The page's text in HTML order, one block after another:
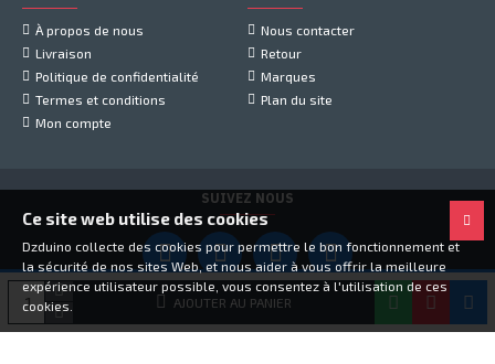
AJOUTER AU PANIER
À propos de nous
Livraison
Politique de confidentialité
Termes et conditions
Mon compte
Nous contacter
Retour
Marques
Plan du site
SUIVEZ NOUS
Copyright © 2021, Dzduino Electronics, Tous droits réservés
Ce site web utilise des cookies
Dzduino collecte des cookies pour permettre le bon fonctionnement et
la sécurité de nos sites Web, et nous aider à vous offrir la meilleure
expérience utilisateur possible, vous consentez à l'utilisation de ces
cookies.